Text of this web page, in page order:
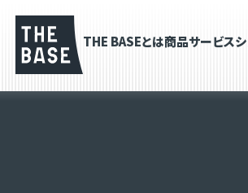
THE BASEとは商品サービス